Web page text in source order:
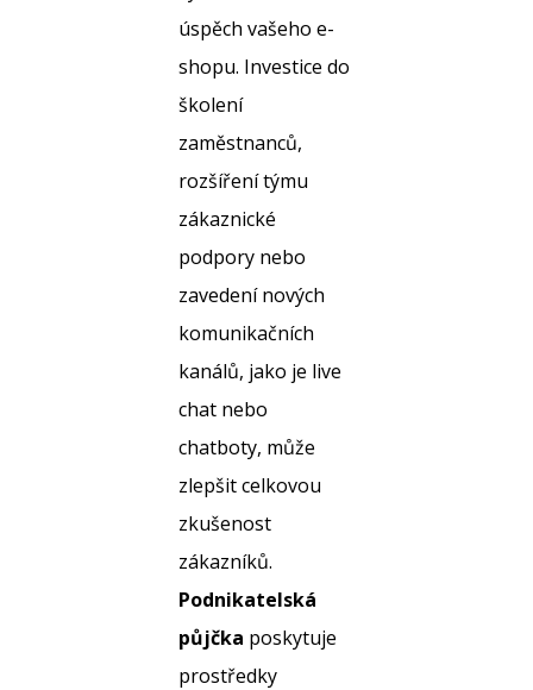
úspěch vašeho e-
shopu. Investice do
školení
zaměstnanců,
rozšíření týmu
zákaznické
podpory nebo
zavedení nových
komunikačních
kanálů, jako je live
chat nebo
chatboty, může
zlepšit celkovou
zkušenost
zákazníků.
Podnikatelská
půjčka poskytuje
prostředky